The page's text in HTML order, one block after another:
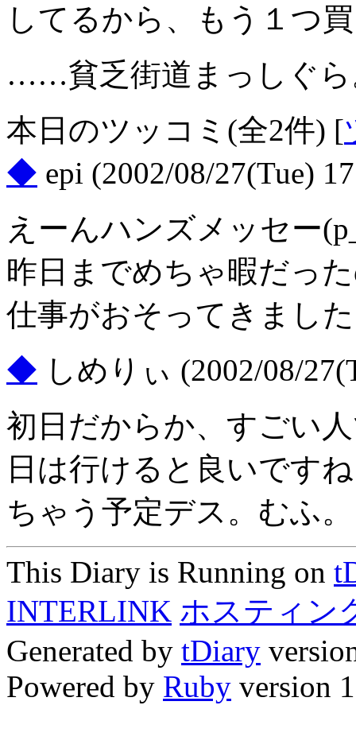
してるから、もう１つ
……貧乏街道まっしぐら
本日のツッコミ(全2件) [
◆ epi (2002/08/27(Tue)
えーんハンズメッセー
昨日までめちゃ暇だっ
仕事がおそってきまし
◆ しめりぃ (2002/08/
初日だからか、すごい
日は行けると良いです
ちゃう予定デス。むふ。
This Diary is Running on
INTERLINK ホスティン
Generated by tDiary
Powered by Ruby version